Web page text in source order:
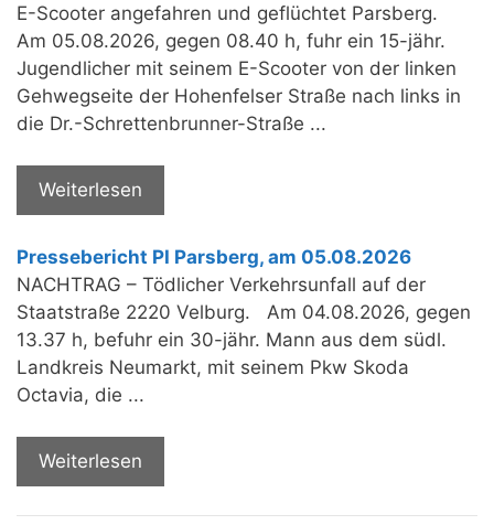
E-Scooter angefahren und geflüchtet Parsberg.
Am 05.08.2026, gegen 08.40 h, fuhr ein 15-jähr.
Jugendlicher mit seinem E-Scooter von der linken
Gehwegseite der Hohenfelser Straße nach links in
die Dr.-Schrettenbrunner-Straße ...
Weiterlesen
Pressebericht PI Parsberg, am 05.08.2026
NACHTRAG – Tödlicher Verkehrsunfall auf der
Staatstraße 2220 Velburg. Am 04.08.2026, gegen
13.37 h, befuhr ein 30-jähr. Mann aus dem südl.
Landkreis Neumarkt, mit seinem Pkw Skoda
Octavia, die ...
Weiterlesen